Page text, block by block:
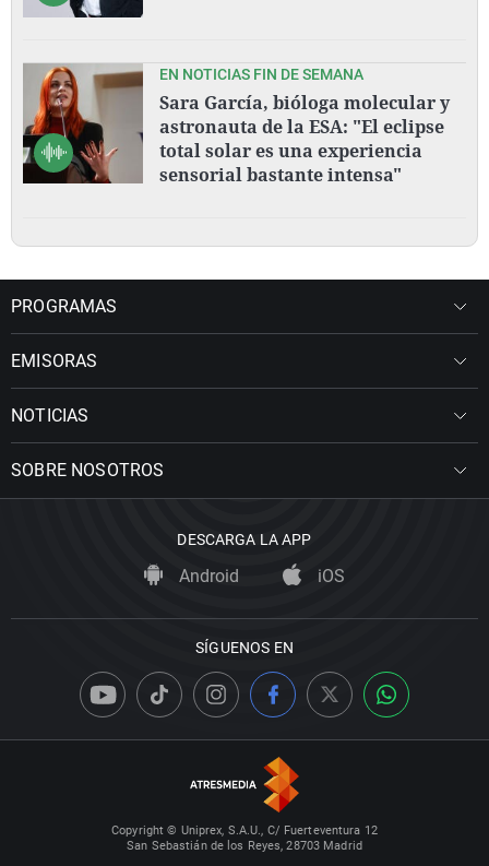
EN NOTICIAS FIN DE SEMANA
Sara García, bióloga molecular y
astronauta de la ESA: "El eclipse
total solar es una experiencia
sensorial bastante intensa"
PROGRAMAS
EMISORAS
NOTICIAS
SOBRE NOSOTROS
DESCARGA LA APP
Android iOS
SÍGUENOS EN
Copyright © Uniprex, S.A.U., C/ Fuerteventura 12
San Sebastián de los Reyes, 28703 Madrid